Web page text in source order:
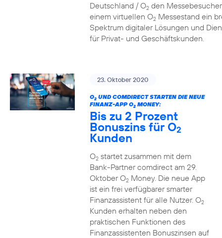
Deutschland / O2den
einem virtuellen O2Messestand ein
Spektrum digitaler Lösungen und
für Privat- und Geschäftskunden.
23. Oktober 2020
O2UND COMDIRECT STARTEN DIE NEUE
FINANZ-APP O2MONEY:
Bis zu 2 Prozent
Bonuszins für O2
Kunden
O2startet zusammen mit dem
Bank-Partner comdirect am 29.
Oktober O2Money. Die neue App
ist ein frei verfügbarer smarter
Finanzassistent für alle Nutzer. O2
Kunden erhalten neben den
praktischen Funktionen des
Finanzassistenten Bonuszinsen auf